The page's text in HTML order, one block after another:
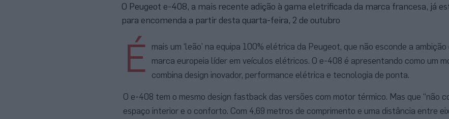
O Peugeot e-408, a mais recente adição à gama eletrificada da marca francesa, já
para encomenda a partir desta quarta-feira, 2 de outubro
É
mais um ‘leão’ na equipa 100% elétrica da Peugeot, que não esconde a
marca europeia líder em veículos elétricos. O e-408 é apresentando como um
combina design inovador, performance elétrica e tecnologia de ponta.
O e-408 tem o mesmo design fastback das versões com motor térmico. Mas que “não
espaço interior e o conforto. Com 4,69 metros de comprimento e uma distância entre